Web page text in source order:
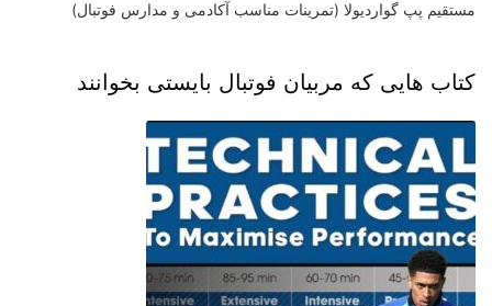
مستقیم پپ گواردیولا (تمرینات مناسب آکادمی و مدارس فوتبال)
کتاب هایی که مربیان فوتبال بایستی بخوانند